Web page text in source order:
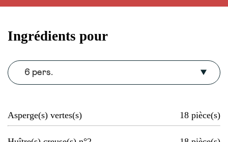
Ingrédients pour
6 pers.
Asperge(s) vertes(s) 18 pièce(s)